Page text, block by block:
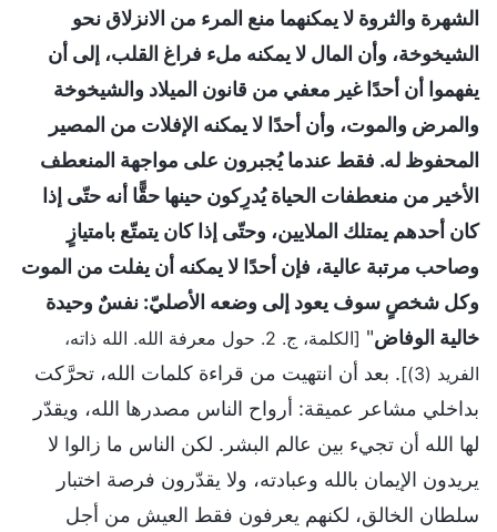
الشهرة والثروة لا يمكنهما منع المرء من الانزلاق نحو
الشيخوخة، وأن المال لا يمكنه ملء فراغ القلب، إلى أن
يفهموا أن أحدًا غير معفي من قانون الميلاد والشيخوخة
والمرض والموت، وأن أحدًا لا يمكنه الإفلات من المصير
المحفوظ له. فقط عندما يُجبرون على مواجهة المنعطف
الأخير من منعطفات الحياة يُدرِكون حينها حقًّا أنه حتّى إذا
كان أحدهم يمتلك الملايين، وحتّى إذا كان يتمتّع بامتيازٍ
وصاحب مرتبة عالية، فإن أحدًا لا يمكنه أن يفلت من الموت
وكل شخصٍ سوف يعود إلى وضعه الأصليّ: نفسٌ وحيدة
خالية الوفاض"
[الكلمة، ج. 2. حول معرفة الله. الله ذاته،
الفريد (3)]
. بعد أن انتهيت من قراءة كلمات الله، تحرَّكت
بداخلي مشاعر عميقة: أرواح الناس مصدرها الله، ويقدّر
لها الله أن تجيء بين عالم البشر. لكن الناس ما زالوا لا
يريدون الإيمان بالله وعبادته، ولا يقدّرون فرصة اختبار
سلطان الخالق، لكنهم يعرفون فقط العيش من أجل